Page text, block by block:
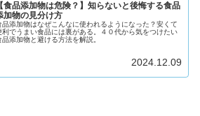
【食品添加物は危険？】知らないと後悔する食品
加物の見分け方
品添加物はなぜこんなに使われるようになった？安くて
利でうまい食品には裏がある。４０代から気をつけたい
品添加物と避ける方法を解説。
2024.12.09